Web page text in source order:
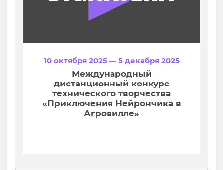
10 октября 2025 — 5 декабря 2025
Международный
дистанционный конкурс
технического творчества
«Приключения Нейрончика в
Агровилле»